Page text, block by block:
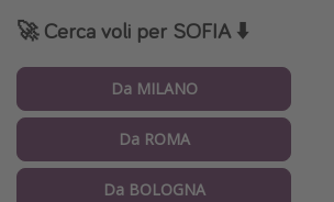
🚀 Cerca voli per SOFIA ⬇️
Da MILANO
Da ROMA
Da BOLOGNA